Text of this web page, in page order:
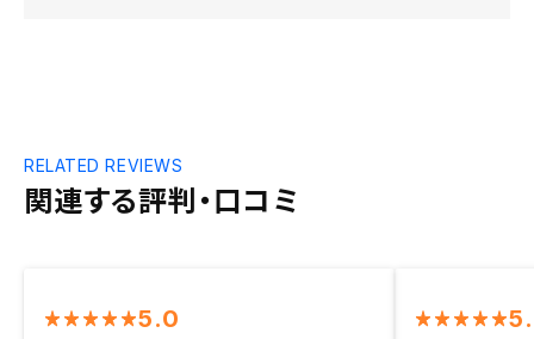
関連する評判・口コミ
RELATED REVIEWS
5.0